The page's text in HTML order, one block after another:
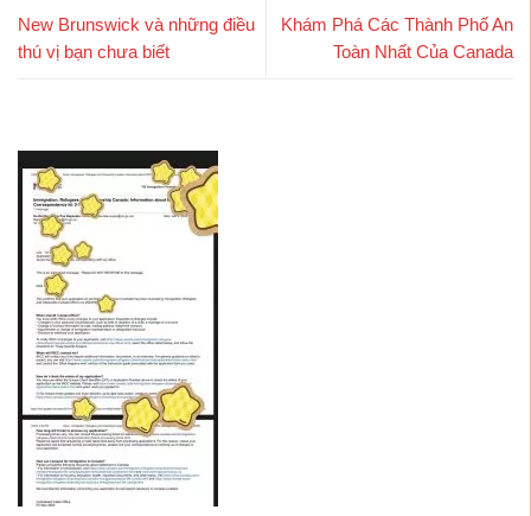
New Brunswick và những điều
thú vị bạn chưa biết
Khám Phá Các Thành Phố An
Toàn Nhất Của Canada